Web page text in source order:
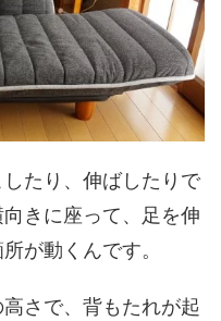
たり、伸ばしたりで
きに座って、足を伸
が動くんです。
さで、背もたれが起